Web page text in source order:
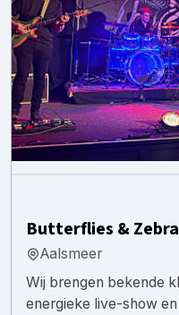
Butterflies &
Aalsmeer
Wij brengen bekende
energieke live-show